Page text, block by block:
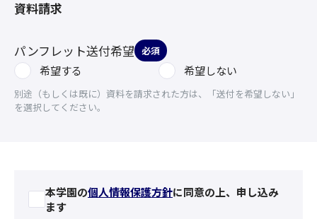
資料請求
パンフレット送付希望 必須
希望する 希望しない
別途（もしくは既に）資料を請求された方は、「送付を希望しない」
を選択してください。
本学園の個人情報保護方針に同意の上、申し込み
ます